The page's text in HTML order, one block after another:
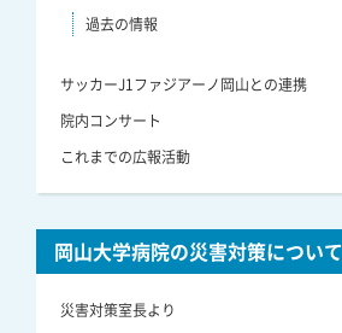
過去の情報
サッカーJ1ファジアーノ岡山との連携
院内コンサート
これまでの広報活動
岡山大学病院の災害対策について
災害対策室長より